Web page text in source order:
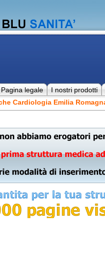
Pagina legale
I nostri prodotti
Cardiologia Emilia